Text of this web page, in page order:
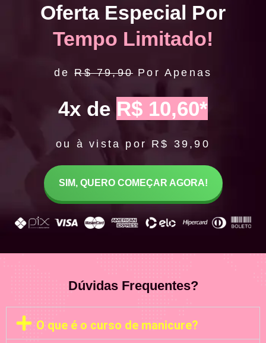
Oferta Especial Por
Tempo Limitado!
deR$ 79,90 Por Apenas
4x de R$ 10,60*
ou à vista por R$ 39,90
SIM, QUERO COMEÇAR AGORA!
Dúvidas Frequentes?
O que é o curso de manicure?